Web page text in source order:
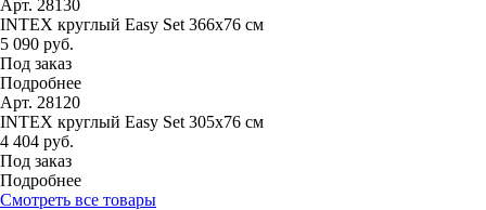
Арт. 28130
INTEX круглый Easy Set 366х76 см
5 090 руб.
Под заказ
Подробнее
Арт. 28120
INTEX круглый Easy Set 305х76 см
4 404 руб.
Под заказ
Подробнее
Смотреть все товары